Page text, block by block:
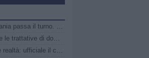
Coppa Italia Frecciarossa: il Catania passa il turno. Questa sera in campo Union Brescia e Ravenna
Calciomercato Serie C, le news e le trattative di domenica 9 agosto | LIVE
Audace Cerignola, Boccadamo è realtà: ufficiale il colpo dalla Virtus Entella